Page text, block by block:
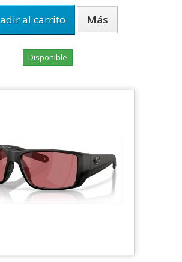
al carrito Más
Disponible